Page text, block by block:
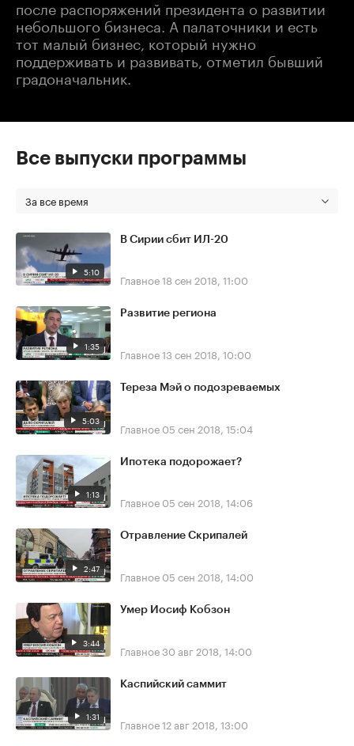
после распоряжений президента о развитии
небольшого бизнеса. А палаточники и есть
тот малый бизнес, который нужно
поддерживать и развивать, отметил бывший
градоначальник.
Все выпуски программы
За все время
5:10
В Сирии сбит ИЛ-20
Главное18 сен 2018, 11:00
1:35
Развитие региона
Главное13 сен 2018, 10:00
5:03
Тереза Мэй о подозреваемых
Главное 05 сен 2018, 15:04
1:13
Ипотека подорожает?
Главное 05 сен 2018, 14:06
2:47
Отравление Скрипалей
Главное 05 сен 2018, 14:00
3:44
Умер Иосиф Кобзон
Главное30 авг 2018, 14:00
1:31
Каспийский саммит
Главное12 авг 2018, 13:00